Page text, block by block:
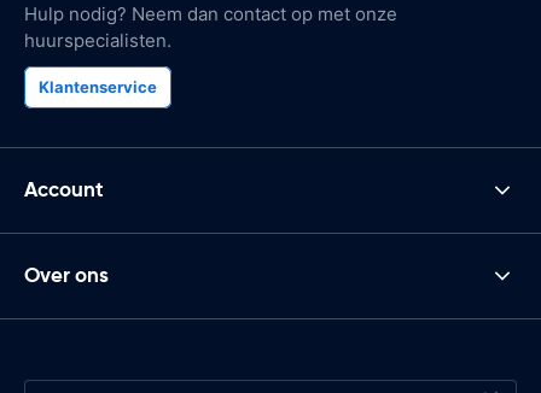
Hulp nodig? Neem dan contact op met onze
huurspecialisten.
Klantenservice
Account
Over ons